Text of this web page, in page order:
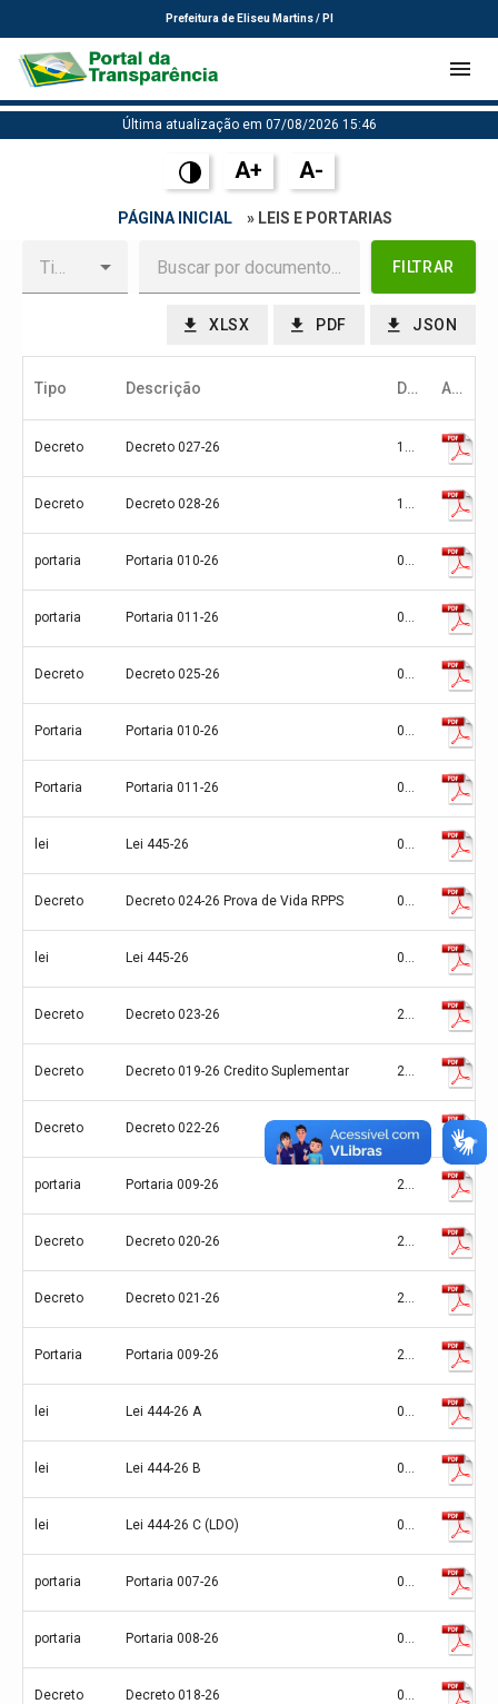
Prefeitura de Eliseu Martins / PI
Última atualização em 07/08/2026 15:46
A+ A-
PÁGINA INICIAL » LEIS E PORTARIAS
FILTRAR
XLSX PDF JSON
Tipo Descrição Data Arquivo
Decreto Decreto 027-26 10/07/2026
Decreto Decreto 028-26 10/07/2026
portaria Portaria 010-26 06/07/2026
portaria Portaria 011-26 06/07/2026
Decreto Decreto 025-26 06/07/2026
Portaria Portaria 010-26 06/07/2026
Portaria Portaria 011-26 06/07/2026
lei Lei 445-26 01/07/2026
Decreto Decreto 024-26 Prova de Vida RPPS 01/07/2026
lei Lei 445-26 01/07/2026
Decreto Decreto 023-26 29/06/2026
Decreto Decreto 019-26 Credito Suplementar 26/06/2026
Decreto Decreto 022-26 25/06/2026
portaria Portaria 009-26 22/06/2026
Decreto Decreto 020-26 22/06/2026
Decreto Decreto 021-26 22/06/2026
Portaria Portaria 009-26 22/06/2026
lei Lei 444-26 A 03/06/2026
lei Lei 444-26 B 03/06/2026
lei Lei 444-26 C (LDO) 03/06/2026
portaria Portaria 007-26 03/06/2026
portaria Portaria 008-26 03/06/2026
Decreto Decreto 018-26 03/06/2026